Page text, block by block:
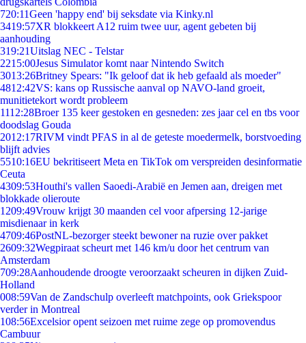
720:11Geen 'happy end' bij seksdate via Kinky.nl
3419:57XR blokkeert A12 ruim twee uur, agent gebeten bij
aanhouding
319:21Uitslag NEC - Telstar
2215:00Jesus Simulator komt naar Nintendo Switch
3013:26Britney Spears: "Ik geloof dat ik heb gefaald als moeder"
4812:42VS: kans op Russische aanval op NAVO-land groeit,
munitietekort wordt probleem
1112:28Broer 135 keer gestoken en gesneden: zes jaar cel en tbs voor
doodslag Gouda
2012:17RIVM vindt PFAS in al de geteste moedermelk, borstvoeding
blijft advies
5510:16EU bekritiseert Meta en TikTok om verspreiden desinformatie
Ceuta
4309:53Houthi's vallen Saoedi-Arabië en Jemen aan, dreigen met
blokkade olieroute
1209:49Vrouw krijgt 30 maanden cel voor afpersing 12-jarige
misdienaar in kerk
4709:46PostNL-bezorger steekt bewoner na ruzie over pakket
2609:32Wegpiraat scheurt met 146 km/u door het centrum van
Amsterdam
709:28Aanhoudende droogte veroorzaakt scheuren in dijken Zuid-
Holland
008:59Van de Zandschulp overleeft matchpoints, ook Griekspoor
verder in Montreal
108:56Excelsior opent seizoen met ruime zege op promovendus
Cambuur